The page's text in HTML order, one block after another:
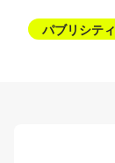
パブリシティ